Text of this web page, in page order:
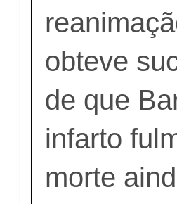
obteve
de que
infarto
morte